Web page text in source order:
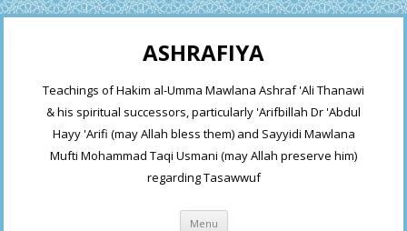
ASHRAFIYA
Teachings of Hakim al-Umma Mawlana Ashraf 'Ali Thanawi
& his spiritual successors, particularly 'Arifbillah Dr 'Abdul
Hayy 'Arifi (may Allah bless them) and Sayyidi Mawlana
Mufti Mohammad Taqi Usmani (may Allah preserve him)
regarding Tasawwuf
Menu Skip